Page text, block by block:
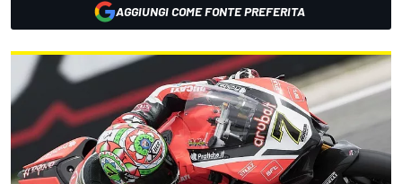
AGGIUNGI COME FONTE PREFERITA